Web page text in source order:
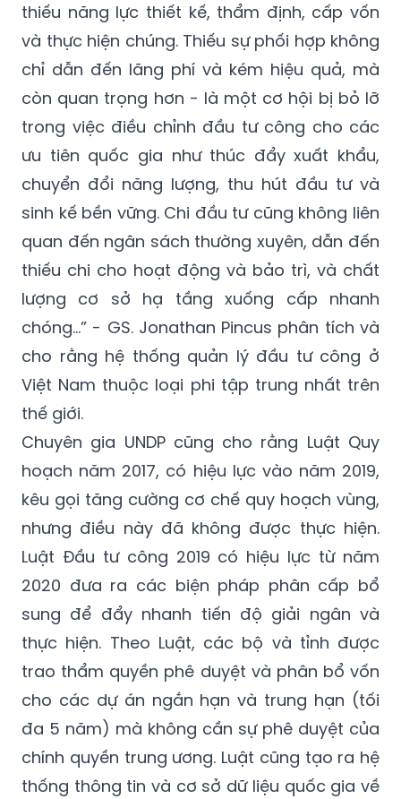
thiếu năng lực thiết kế, thẩm định, cấp vốn
và thực hiện chúng. Thiếu sự phối hợp không
chỉ dẫn đến lãng phí và kém hiệu quả, mà
còn quan trọng hơn - là một cơ hội bị bỏ lỡ
trong việc điều chỉnh đầu tư công cho các
ưu tiên quốc gia như thúc đẩy xuất khẩu,
chuyển đổi năng lượng, thu hút đầu tư và
sinh kế bền vững. Chi đầu tư cũng không liên
quan đến ngân sách thường xuyên, dẫn đến
thiếu chi cho hoạt động và bảo trì, và chất
lượng cơ sở hạ tầng xuống cấp nhanh
chóng…” - GS. Jonathan Pincus phân tích và
cho rằng hệ thống quản lý đầu tư công ở
Việt Nam thuộc loại phi tập trung nhất trên
thế giới.
Chuyên gia UNDP cũng cho rằng Luật Quy
hoạch năm 2017, có hiệu lực vào năm 2019,
kêu gọi tăng cường cơ chế quy hoạch vùng,
nhưng điều này đã không được thực hiện.
Luật Đầu tư công 2019 có hiệu lực từ năm
2020 đưa ra các biện pháp phân cấp bổ
sung để đẩy nhanh tiến độ giải ngân và
thực hiện. Theo Luật, các bộ và tỉnh được
trao thẩm quyền phê duyệt và phân bổ vốn
cho các dự án ngắn hạn và trung hạn (tối
đa 5 năm) mà không cần sự phê duyệt của
chính quyền trung ương. Luật cũng tạo ra hệ
thống thông tin và cơ sở dữ liệu quốc gia về